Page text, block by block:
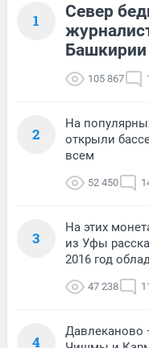
1
Север
Башкирии
105 867
2
На
открыли
всем
52 450
3
На этих
из Уфы
2016 год
47 238
4
Давлеканово